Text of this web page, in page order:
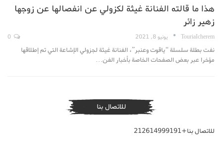
هذا ما قالته الفنانة غيثة لكزولي عن انفصالها عن زوجها
زهير زائر
TouriaIcherem يونيو 8, 2021
نفت بطلة سلسلة “ياقوت وعنبر”، الفنانة غيثة لجزولي الإشاعة التي تم إطلاقها
مؤخرا عبر بعض الصفحات الخاصة بأخبار الفن…
للاتصال بنا
للاتصال بنا+212614999191